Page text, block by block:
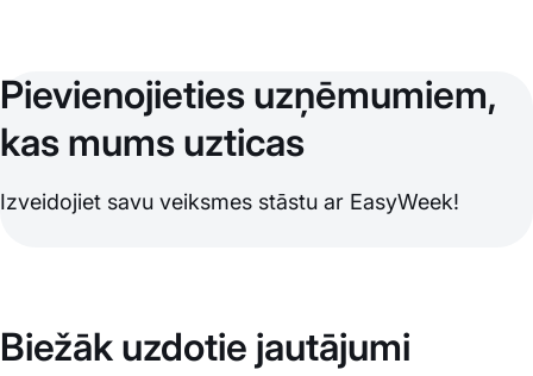
Pievienojieties uzņēmumiem,
kas mums uzticas
Izveidojiet savu veiksmes stāstu ar EasyWeek!
Biežāk uzdotie jautājumi